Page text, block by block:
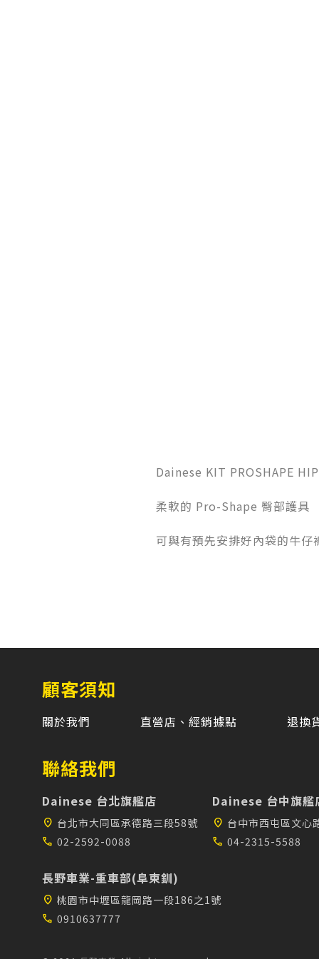
Dainese KIT PROSHAPE
柔軟的 Pro-Shape 臀部護具
可與有預先安排好內袋的牛仔
顧客須知
關於我們 直營店、經銷據點 退換
聯絡我們
Dainese 台北旗艦店
location_on 台北市大同區承德路三段58號
call 02-2592-0088
Dainese 台中旗艦
location_on 台中市西屯區文心
call 04-2315-5588
長野車業-重車部(阜東釧)
location_on 桃園市中壢區龍岡路一段186之1號
call 0910637777